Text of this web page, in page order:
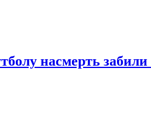
насмерть забили